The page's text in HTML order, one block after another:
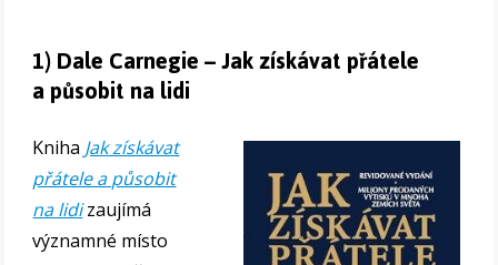
1) Dale Carnegie – Jak získávat přátele
a působit na lidi
Kniha Jak získávat
přátele a působit
na lidizaujímá
významné místo